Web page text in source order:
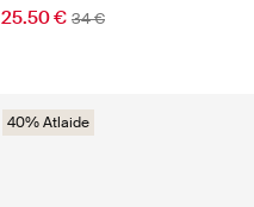
25.50 € 34 €
40% Atlaide